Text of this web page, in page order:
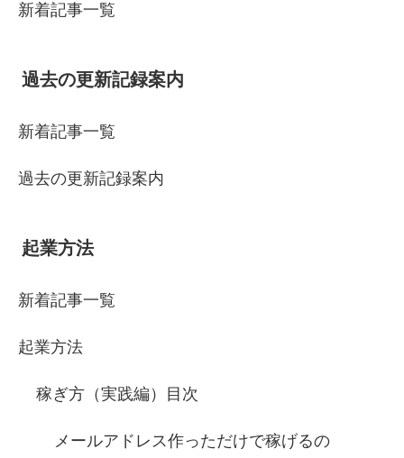
新着記事一覧
過去の更新記録案内
新着記事一覧
過去の更新記録案内
起業方法
新着記事一覧
起業方法
稼ぎ方（実践編）目次
メールアドレス作っただけで稼げるの